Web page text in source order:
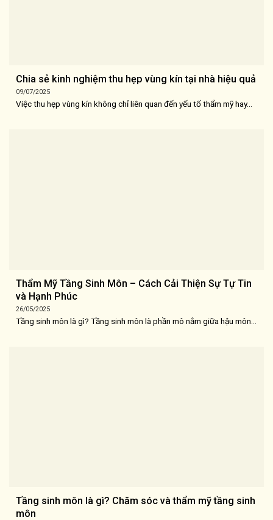
Chia sẻ kinh nghiệm thu hẹp vùng kín tại nhà hiệu quả
09/07/2025
Việc thu hẹp vùng kín không chỉ liên quan đến yếu tố thẩm mỹ hay...
Thẩm Mỹ Tầng Sinh Môn – Cách Cải Thiện Sự Tự Tin
và Hạnh Phúc
26/05/2025
Tầng sinh môn là gì? Tầng sinh môn là phần mô nằm giữa hậu môn...
Tầng sinh môn là gì? Chăm sóc và thẩm mỹ tầng sinh
môn